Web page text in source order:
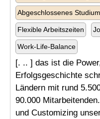
Abgeschlossenes Studium
Flexible Arbeitszeiten
Work-Life-Balance
[. .. ] das ist die
Erfolgsgeschichte
Ländern mit rund
90.000
und Customizing